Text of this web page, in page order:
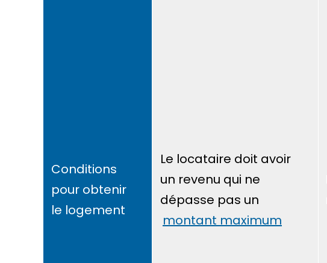
Conditions
pour obtenir
le logement
Le locataire doit avoir
un revenu qui ne
dépasse pas un
montant maximum